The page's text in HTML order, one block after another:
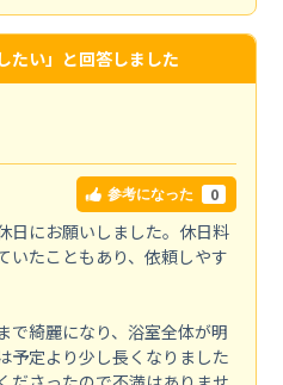
たい」と回答しました
参考になった 0
日にお願いしました。休日料
いたこともあり、依頼しやす
で綺麗になり、浴室全体が明
予定より少し長くなりました